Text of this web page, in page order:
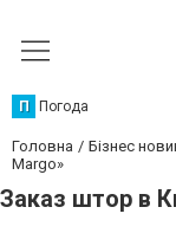
П Погода
Головна Бізнес
Margo»
Заказ штор в